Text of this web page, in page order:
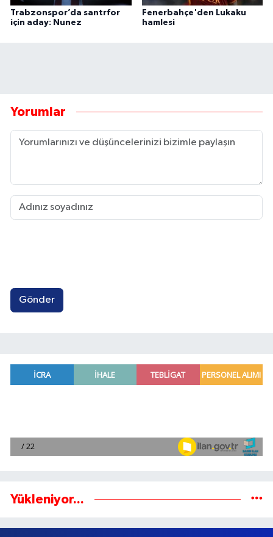
Trabzonspor’da santrfor
için aday: Nunez
Fenerbahçe'den Lukaku
hamlesi
Yorumlar
Gönder
Yükleniyor...